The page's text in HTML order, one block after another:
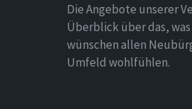
Die Angebote unserer
Überblick über das,
wünschen allen
Umfeld wohlfühlen.